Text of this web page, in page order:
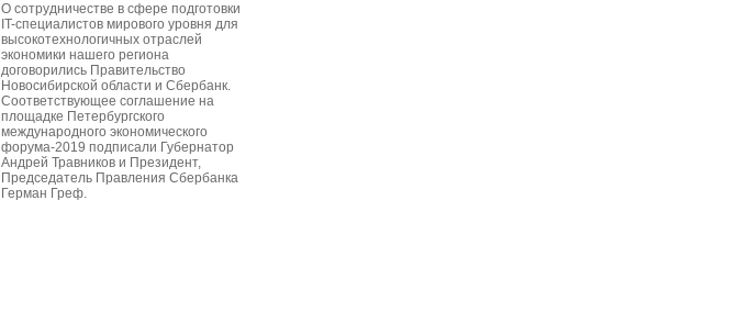
О сотрудничестве в сфере подготовки
IT-специалистов мирового уровня для
высокотехнологичных отраслей
экономики нашего региона
договорились Правительство
Новосибирской области и Сбербанк.
Соответствующее соглашение на
площадке Петербургского
международного экономического
форума-2019 подписали Губернатор
Андрей Травников и Президент,
Председатель Правления Сбербанка
Герман Греф.